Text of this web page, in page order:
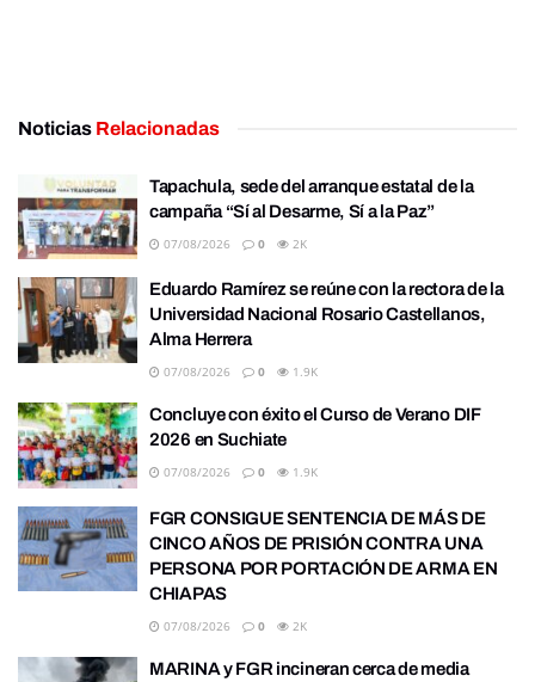
Noticias Relacionadas
Tapachula, sede del arranque estatal de la
campaña “Sí al Desarme, Sí a la Paz”
07/08/2026 0 2K
Eduardo Ramírez se reúne con la rectora de la
Universidad Nacional Rosario Castellanos,
Alma Herrera
07/08/2026 0 1.9K
Concluye con éxito el Curso de Verano DIF
2026 en Suchiate
07/08/2026 0 1.9K
FGR CONSIGUE SENTENCIA DE MÁS DE
CINCO AÑOS DE PRISIÓN CONTRA UNA
PERSONA POR PORTACIÓN DE ARMA EN
CHIAPAS
07/08/2026 0 2K
MARINA y FGR incineran cerca de media